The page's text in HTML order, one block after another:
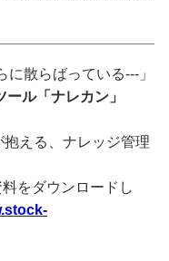
に散らばっている---」
ル「ナレカン」
える、ナレッジ管理
をダウンロードし